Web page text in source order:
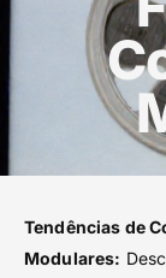
Tendências de
Modulares: